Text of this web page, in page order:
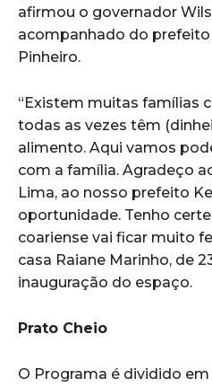
afirmou o governador
acompanhado do
Pinheiro.
“Existem muitas famílias
todas as vezes têm
alimento. Aqui vamos
com a família. Agradeço
Lima, ao nosso prefeito
oportunidade. Tenho
coariense vai ficar muito
casa Raiane Marinho, de
inauguração do espaço.
Prato Cheio
O Programa é dividido